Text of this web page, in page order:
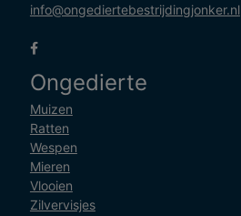
info@ongediertebestrijdingjonker.nl
Ongedierte
Muizen
Ratten
Wespen
Mieren
Vlooien
Zilvervisjes